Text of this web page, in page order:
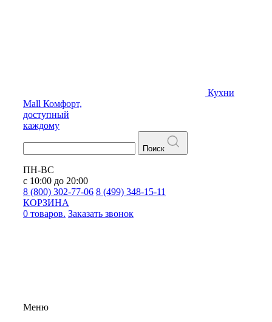
Кухни
Mall Комфорт,
доступный
каждому
Поиск
ПН-ВС
с 10:00 до 20:00
8 (800) 302-77-06 8 (499) 348-15-11
КОРЗИНА
0 товаров. Заказать звонок
Меню